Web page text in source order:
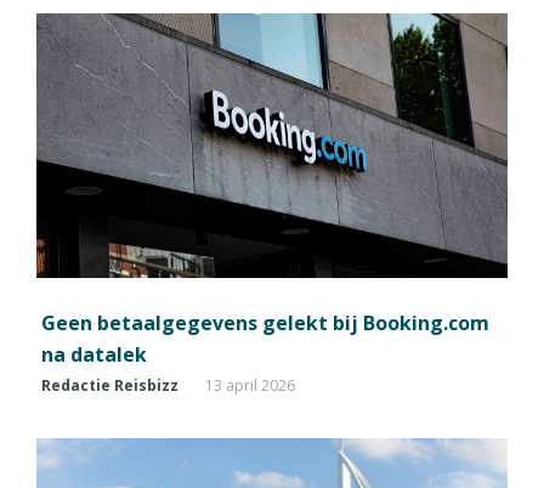
Geen betaalgegevens gelekt bij Booking.com
na datalek
Redactie Reisbizz 13 april 2026